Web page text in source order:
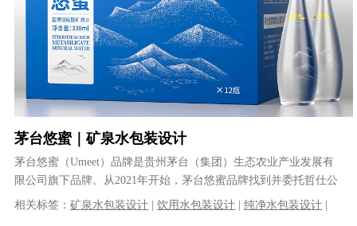
茅台悠蜜｜矿泉水包装设计
茅台悠蜜（Umeet）品牌是贵州茅台（集团）生态农业产业发展有
限公司旗下品牌。从2021年开始，茅台悠蜜品牌找到并委托哲仕公
司开始了其旗下多个系列的产......
相关标签：矿泉水包装设计 |饮用水包装设计 |纯净水包装设计